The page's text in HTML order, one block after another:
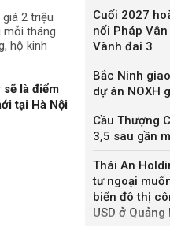
2 triệu
tháng.
hộ kinh
sẽ là điểm
tại Hà Nội
Cuối 2027
nối Pháp Vân
Vành đai 3
Bắc Ninh
dự án NOXH
Cầu Thượng
3,5 sau gần
Thái An
tư ngoại
biển đô thị
USD ở Quảng